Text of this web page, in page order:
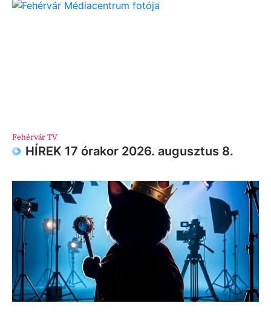
Fehérvár TV
HÍREK 17 órakor 2026. augusztus 8.